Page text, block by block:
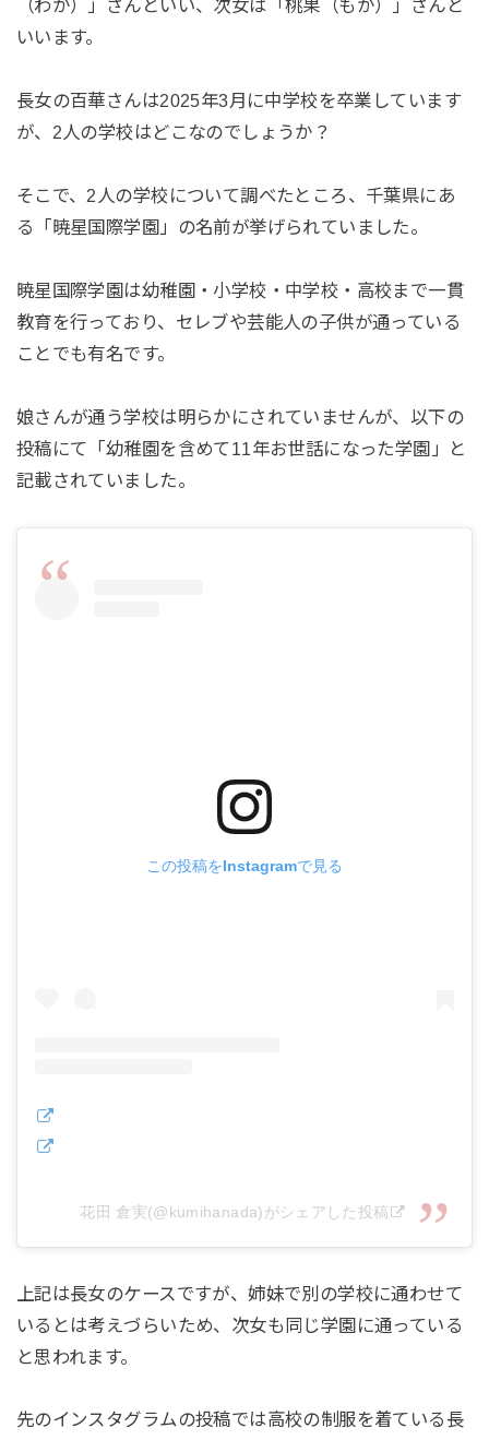
（わか）」さんといい、次女は「桃果（もか）」さんと
いいます。
長女の百華さんは2025年3月に中学校を卒業しています
が、2人の学校はどこなのでしょうか？
そこで、2人の学校について調べたところ、千葉県にあ
る「暁星国際学園」の名前が挙げられていました。
暁星国際学園は幼稚園・小学校・中学校・高校まで一貫
教育を行っており、セレブや芸能人の子供が通っている
ことでも有名です。
娘さんが通う学校は明らかにされていませんが、以下の
投稿にて「幼稚園を含めて11年お世話になった学園」と
記載されていました。
この投稿をInstagramで見る
花田 倉実(@kumihanada)がシェアした投稿
上記は長女のケースですが、姉妹で別の学校に通わせて
いるとは考えづらいため、次女も同じ学園に通っている
と思われます。
先のインスタグラムの投稿では高校の制服を着ている長